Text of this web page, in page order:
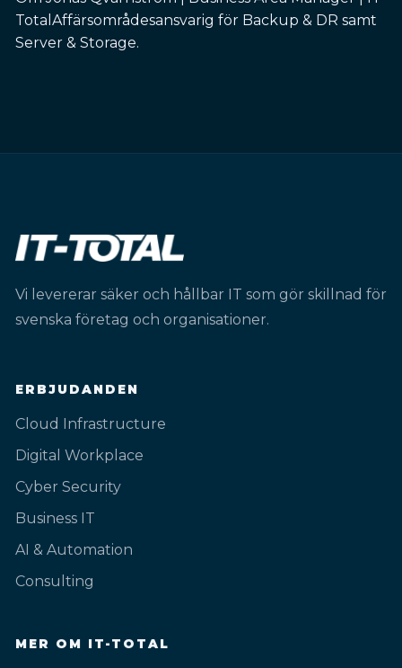
TotalAffärsområdesansvarig för Backup & DR samt
Server & Storage.
Vi levererar säker och hållbar IT som gör skillnad för
svenska företag och organisationer.
ERBJUDANDEN
Cloud Infrastructure
Digital Workplace
Cyber Security
Business IT
AI & Automation
Consulting
MER OM IT-TOTAL